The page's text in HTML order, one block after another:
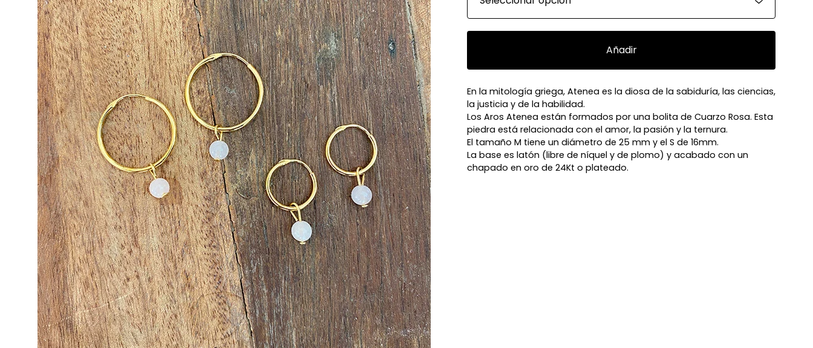
Añadir
En la mitología griega, Atenea es la diosa de la sabiduría, las ciencias,
la justicia y de la habilidad.
Los Aros Atenea están formados por una bolita de Cuarzo Rosa. Esta
piedra está relacionada con el amor, la pasión y la ternura.
El tamaño M tiene un diámetro de 25 mm y el S de 16mm.
La base es latón (libre de níquel y de plomo) y acabado con un
chapado en oro de 24Kt o plateado.